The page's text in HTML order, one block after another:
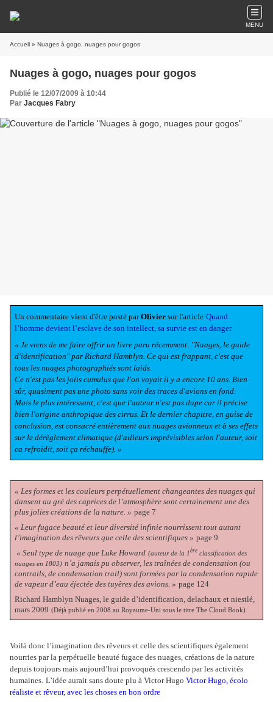
MENU
Accueil » Nuages à gogo, nuages pour gogos
Nuages à gogo, nuages pour gogos
Publié le 12/07/2009 à 10:44
Par Jacques Fabry
Un commentaire vient d'être posté parOlivier sur l'article Quand
l’homme devient l’esclave de son intellect, sa survie est en danger.
« Je viens de me faire offrir un livre paru récemment: "Nuages, le guide
d'identification" par Richard Hamblyn. Ce qui est frappant, c'est que
tous les nuages photographiés sont laids.
Ce n'est pas les jolis cumulus que l'on voyait il y a encore 10 ans. Bien
sûr, quasiment pas une photo sans voir des traces d'avions en fond.
Mais le plus intéressant, c'est que l'auteur n'est pas dupe car il précise
bien l'origine anthropique des cirrus. Et le dernier chapitre, en guise de
conclusion, est consacré entièrement aux nuages avionneux et à ses effets
sur le dérèglement climatique (d'ailleurs imprévisibles selon l'auteur, soit
ca refroidit, soit ça réchauffe). »
« Les formes et les couleurs perpétuellement changeantes des nuages qui
dansent au gré des caprices de l’atmosphère sont certainement une des
plus jolies créations de la nature. » page 7
« Leur fugace beauté et leur diversité infinie nourrissent tout autant
l’imagination des rêveurs que celle des scientifiques » page 9
« Seul type de nuage que Luke Howard (auteur de la 1ère classification des
nuages en 1803) n’a jamais pu observer, les traînées de condensation (ou
contrails, de condensation trail) sont formées par la condensation rapide
de vapeur d’eau éjectée des tuyères des avions. » page 124
Richard Hamblyn Nuages, le guide d’identification, delachaux et niestlé,
mars 2009 (Déjà publié en 2008 au Royaume-Uni sous le titre The Cloud Book)
Voilà donc l’imagination des rêveurs et celle des scientifiques également
nourries par la perpétuelle beauté fugace des nuages, créations de la nature
depuis toujours mais aujourd’hui provoqués crescendo par les activités
humaines. L’idée aurait sans doute plu à Victor Hugo Victor Hugo, écolo
réaliste et rêveur, avec les choses en bon ordre